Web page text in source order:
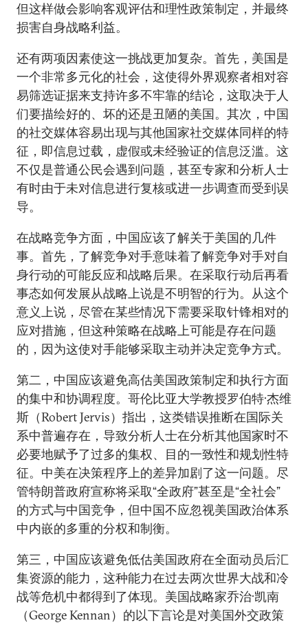
但这样做会影响客观评估和理性政策制定，并最终
损害自身战略利益。
还有两项因素使这一挑战更加复杂。首先，美国是
一个非常多元化的社会，这使得外界观察者相对容
易筛选证据来支持许多不牢靠的结论，这取决于人
们要描绘好的、坏的还是丑陋的美国。其次，中国
的社交媒体容易出现与其他国家社交媒体同样的特
征，即信息过载，虚假或未经验证的信息泛滥。这
不仅是普通公民会遇到问题，甚至专家和分析人士
有时由于未对信息进行复核或进一步调查而受到误
导。
在战略竞争方面，中国应该了解关于美国的几件
事。首先，了解竞争对手意味着了解竞争对手对自
身行动的可能反应和战略后果。在采取行动后再看
事态如何发展从战略上说是不明智的行为。从这个
意义上说，尽管在某些情况下需要采取针锋相对的
应对措施，但这种策略在战略上可能是存在问题
的，因为这使对手能够采取主动并决定竞争方式。
第二，中国应该避免高估美国政策制定和执行方面
的集中和协调程度。哥伦比亚大学教授罗伯特·杰维
斯（Robert Jervis）指出，这类错误推断在国际关
系中普遍存在，导致分析人士在分析其他国家时不
必要地赋予了过多的集权、目的一致性和规划性特
征。中美在决策程序上的差异加剧了这一问题。尽
管特朗普政府宣称将采取“全政府”甚至是“全社会”
的方式与中国竞争，但中国不应忽视美国政治体系
中内嵌的多重的分权和制衡。
第三，中国应该避免低估美国政府在全面动员后汇
集资源的能力，这种能力在过去两次世界大战和冷
战等危机中都得到了体现。美国战略家乔治·凯南
（George Kennan）的以下言论是对美国外交政策